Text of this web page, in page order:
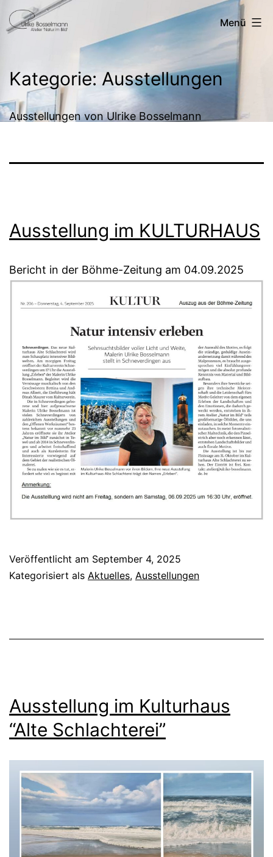
Zum
Inhalt
Ulrike
Menü
Kategorie: Ausstellungen
Ausstellungen von Ulrike Bosselmann
Ausstellung im KULTURHAUS
Bericht in der Böhme-Zeitung am 04.09.2025
Veröffentlicht am September 4, 2025
Kategorisiert als Aktuelles, Ausstellungen
Ausstellung im Kulturhaus
“Alte Schlachterei”